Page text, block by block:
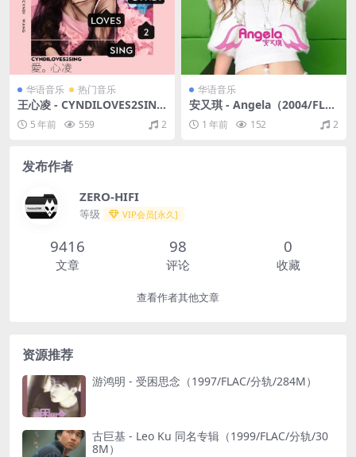
华语音乐 热门音乐
王心凌 - CYNDILOVES2SING
爱。心凌（2018/FLAC/分轨/
263M）
5 年前 559 2
华语音乐
安又琪 - Angela（2004/FLA
C/分轨/249M）
1 年前 152 2
发布作者
ZERO-HIFI
等级 VIP会员[永久]
9416
文章
98
评论
0
收藏
查看作者其他文章
资源推荐
游鸿明 - 受困思念（1997/FLAC/分轨/284M）
古巨基 - Leo Ku 同名专辑（1999/FLAC/分轨/30
8M）